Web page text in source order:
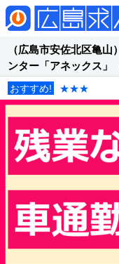
（広島市安佐北区亀
ンター「アネックス」
おすすめ! ★★★